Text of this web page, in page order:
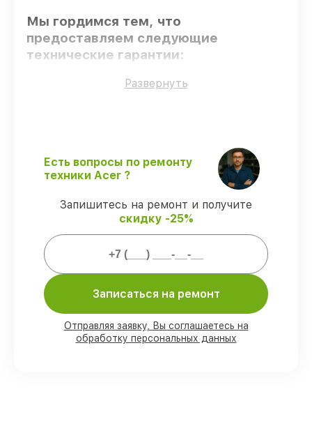
Мы гордимся тем, что
предоставляем следующие
технические гарантии:
работники проходят обязательное
обучение и ежегодную аттестацию, что
подтверждает их уровень мастерства.
гарантируем завершение работ без
Сервис с гарантией– обслуживаем
ноутбуков всегда со строгим
соблюдением гарантийных обязательств.
Мы гарантируем:
80%работ под контролем клиента
Развернуть
Есть вопросы по ремонту
техники Acer ?
Запишитесь на ремонт и получите
скидку -25%
Записаться на ремонт
Отправляя заявку, Вы соглашаетесь на
обработку персональных данных